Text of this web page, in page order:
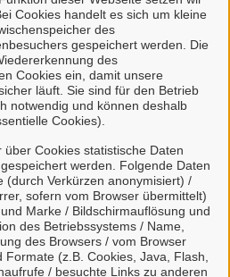
Cookies handelt es sich um kleine
des
gespeichert werden. Die
des
Cookies ein, damit unsere
läuft. Sie sind für den Betrieb
notwendig und können deshalb
Cookies).
Cookies statistische Daten
werden. Folgende Daten
(durch Verkürzen anonymisiert) /
sofern vom Browser übermittelt)
Marke / Bildschirmauflösung und
des Betriebssystems / Name,
des Browsers / vom Browser
(z.B. Cookies, Java, Flash,
/ besuchte Links zu anderen
mit uns in Kontakt treten
wird es, wenn Sie sich
Dann können wir Sie online
über eine sichere
anmelden